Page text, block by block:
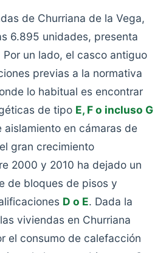
de Churriana de la Vega,
6.895 unidades, presenta
un lado, el casco antiguo
previas a la normativa
lo habitual es encontrar
de tipo E, F o incluso G
en cámaras de
gran crecimiento
2000 y 2010 ha dejado un
de bloques de pisos y
D o E. Dada la
viviendas en Churriana
el consumo de calefacción